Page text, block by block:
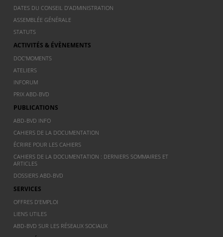
DATES DU CONSEIL D’ADMINISTRATION
ASSEMBLÉE GÉNÉRALE
STATUTS
ACTIVITÉS & ÉVÈNEMENTS
DOC’MOMENTS
ATELIERS
INFORUM
PRIX ABD-BVD
PUBLICATIONS
ABD-BVD INFO
CAHIERS DE LA DOCUMENTATION
ÉCRIRE POUR LES CAHIERS
CAHIERS DE LA DOCUMENTATION : DERNIERS SOMMAIRES ET
ARTICLES
DOSSIERS ABD-BVD
SERVICES
OFFRES D’EMPLOI
LIENS UTILES
ABD-BVD SUR LES RÉSEAUX SOCIAUX